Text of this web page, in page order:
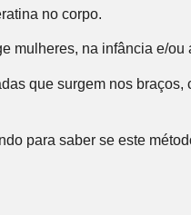
no corpo.
mulheres, na infância e/ou
que surgem nos braços,
para saber se este